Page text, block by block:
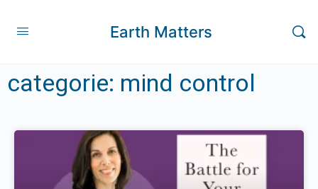
Earth Matters
categorie: mind control